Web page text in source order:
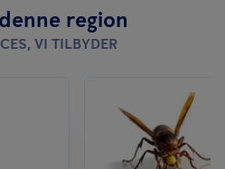
region
VI TILBYDER